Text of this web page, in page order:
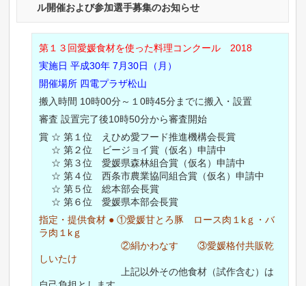
ル開催および参加選手募集のお知らせ
第１３回愛媛食材を使った料理コンクール 2018
実施日 平成30年 7月30日（月）
開催場所 四電プラザ松山
搬入時間 10時00分～１0時45分までに搬入・設置
審査 設置完了後10時50分から審査開始
賞 ☆ 第１位 えひめ愛フード推進機構会長賞
☆ 第２位 ビージョイ賞（仮名）申請中
☆ 第３位 愛媛県森林組合賞（仮名）申請中
☆ 第４位 西条市農業協同組合賞（仮名）申請中
☆ 第５位 総本部会長賞
☆ 第６位 愛媛県本部会長賞
指定・提供食材 ● ①愛媛甘とろ豚 ロース肉１kｇ・バ
ラ肉１kｇ
②絹かわなす ③愛媛格付共販乾
しいたけ
上記以外その他食材（試作含む）は